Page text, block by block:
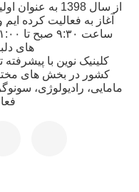
از سال 1398
آغاز به فعالیت کرده
های
کلینیک نوین با
کشور در بخش های
مامایی، رادیولوژی،